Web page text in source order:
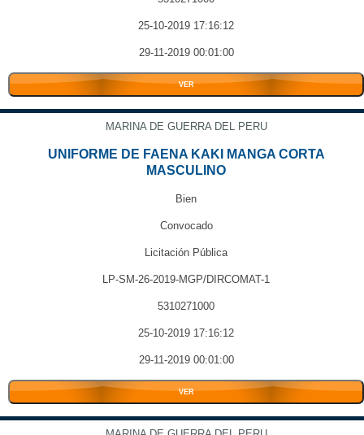
25-10-2019 17:16:12
29-11-2019 00:01:00
VER
MARINA DE GUERRA DEL PERU
UNIFORME DE FAENA KAKI MANGA CORTA
MASCULINO
Bien
Convocado
Licitación Pública
LP-SM-26-2019-MGP/DIRCOMAT-1
5310271000
25-10-2019 17:16:12
29-11-2019 00:01:00
VER